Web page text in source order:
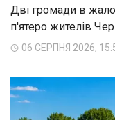
Дві громади в
п'ятеро жителів
06 СЕРПНЯ 2026,